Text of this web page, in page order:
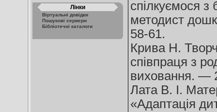
Лінки
Віртуальні довідки
Пошукові сервери
Бібліотечні каталоги
спілкуємося з
методист
58-61.
Крива Н.
співпраця з
виховання.
Лата В. І.
«Адаптація